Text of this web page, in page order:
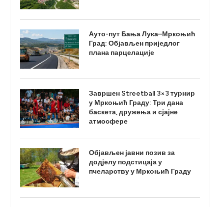
Ауто-пут Бања Лука–Мркоњић
Град: Објављен приједлог
плана парцелације
Завршен Streetball 3×3 турнир
у Мркоњић Граду: Три дана
баскета, дружења и сјајне
атмосфере
Објављен јавни позив за
додјелу подстицаја у
пчеларству у Мркоњић Граду